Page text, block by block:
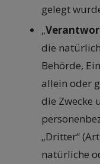
gelegt
„
die
Behörde,
allein oder
die Zwecke
„Dritter“
natürliche